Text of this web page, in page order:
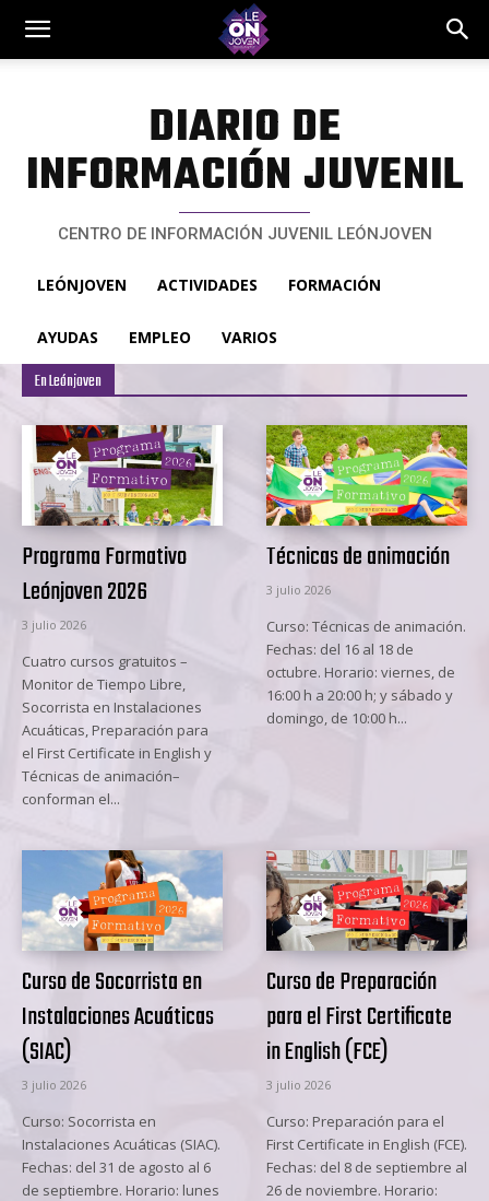
DIARIO DE
INFORMACIÓN JUVENIL
CENTRO DE INFORMACIÓN JUVENIL LEÓNJOVEN
LEÓNJOVEN ACTIVIDADES FORMACIÓN
AYUDAS EMPLEO VARIOS
En Leónjoven
Programa Formativo
Leónjoven 2026
3 julio 2026
Cuatro cursos gratuitos –
Monitor de Tiempo Libre,
Socorrista en Instalaciones
Acuáticas, Preparación para
el First Certificate in English y
Técnicas de animación–
conforman el...
Técnicas de animación
3 julio 2026
Curso: Técnicas de animación.
Fechas: del 16 al 18 de
octubre. Horario: viernes, de
16:00 h a 20:00 h; y sábado y
domingo, de 10:00 h...
Curso de Socorrista en
Instalaciones Acuáticas
(SIAC)
3 julio 2026
Curso: Socorrista en
Instalaciones Acuáticas (SIAC).
Fechas: del 31 de agosto al 6
de septiembre. Horario: lunes
Curso de Preparación
para el First Certificate
in English (FCE)
3 julio 2026
Curso: Preparación para el
First Certificate in English (FCE).
Fechas: del 8 de septiembre al
26 de noviembre. Horario: